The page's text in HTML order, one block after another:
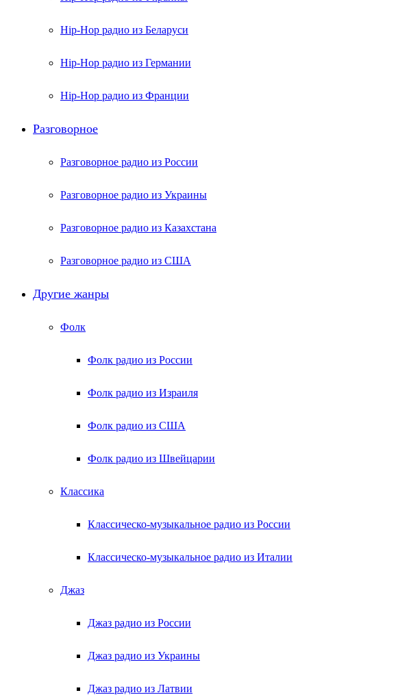
Hip-Hop радио из Беларуси
Hip-Hop радио из Германии
Hip-Hop радио из Франции
Разговорное
Разговорное радио из России
Разговорное радио из Украины
Разговорное радио из Казахстана
Разговорное радио из США
Другие жанры
Фолк
Фолк радио из России
Фолк радио из Израиля
Фолк радио из США
Фолк радио из Швейцарии
Классика
Классическо-музыкальное радио из России
Классическо-музыкальное радио из Италии
Джаз
Джаз радио из России
Джаз радио из Украины
Джаз радио из Латвии